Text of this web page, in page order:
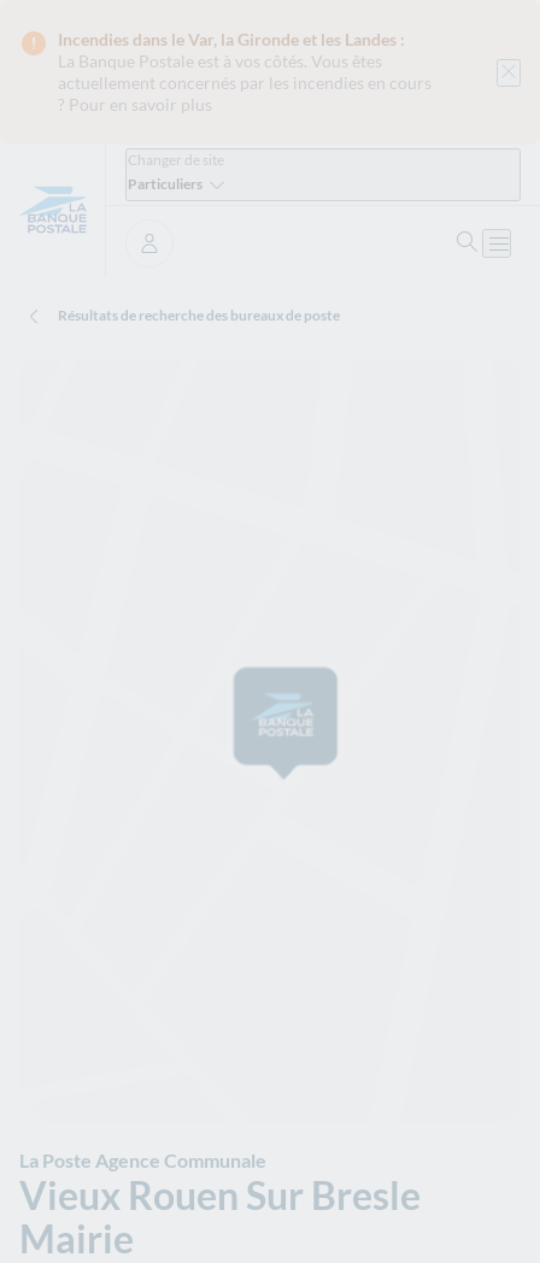
Incendies dans le Var, la Gironde et les Landes :
La Banque Postale est à vos côtés. Vous êtes
actuellement concernés par les incendies en cours
? Pour en savoir plus
Changer de site
Particuliers
Se connecter
Résultats de recherche des bureaux de poste
La Poste Agence Communale
Vieux Rouen Sur Bresle
Mairie